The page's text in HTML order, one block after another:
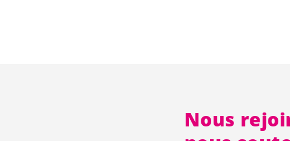
Nous